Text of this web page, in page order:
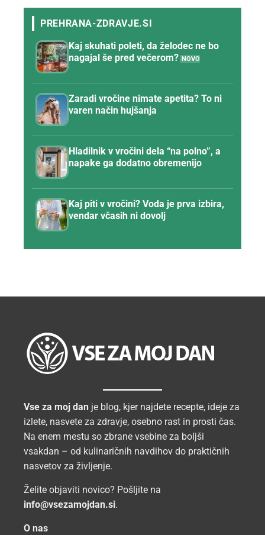
Kaj skuhati poleti, da želodec ne bo
nagajal še pred večerom?
Zaradi vročine nimate apetita? To ni
varen način hujšanja
Hladilnik v vročini dela “na polno”, a
napake ga dodatno obremenijo
Kaj piti v vročini? Voda je prva izbira,
vendar včasih ni dovolj
Vse za moj dan je blog, kjer najdete recepte, ideje za
izlete, nasvete za zdravje, osebno rast in prosti čas.
Na enem mestu so zbrane vsebine za boljši
vsakdan – od kulinaričnih navdihov do praktičnih
nasvetov za življenje.
Želite objaviti novico? Pošljite na
info@vsezamojdan.si.
O nas